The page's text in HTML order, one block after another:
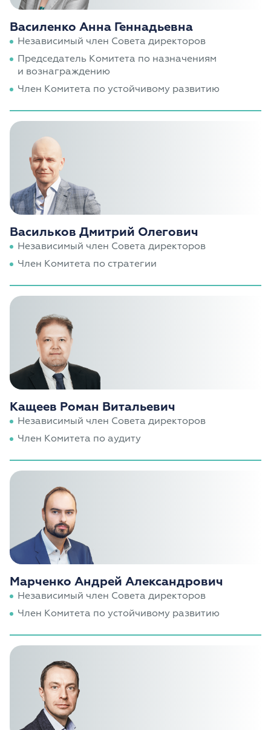
Василенко Анна Геннадьевна
Независимый член Совета директоров
Председатель Комитета по назначениям
и вознаграждению
Член Комитета по устойчивому развитию
Васильков Дмитрий Олегович
Независимый член Совета директоров
Член Комитета по стратегии
Кащеев Роман Витальевич
Независимый член Совета директоров
Член Комитета по аудиту
Марченко Андрей Александрович
Независимый член Совета директоров
Член Комитета по устойчивому развитию